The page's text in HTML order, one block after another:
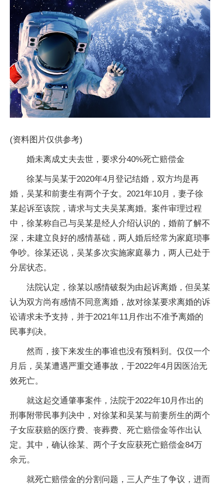
(资料图片仅供参考)
婚未离成丈夫去世，要求分40%死亡赔偿金
徐某与吴某于2020年4月登记结婚，双方均是再
婚，吴某和前妻生有两个子女。2021年10月，妻子徐
某起诉至该院，请求与丈夫吴某离婚。案件审理过程
中，徐某称自己与吴某是经人介绍认识的，婚前了解不
深，未建立良好的感情基础，两人婚后经常为家庭琐事
争吵。徐某还说，吴某多次实施家庭暴力，两人已处于
分居状态。
法院认定，徐某以感情破裂为由起诉离婚，但吴某
认为双方尚有感情不同意离婚，故对徐某要求离婚的诉
讼请求未予支持，并于2021年11月作出不准予离婚的
民事判决。
然而，接下来发生的事谁也没有预料到。仅仅一个
月后，吴某遭遇严重交通事故，于2022年4月因医治无
效死亡。
就这起交通肇事案件，法院于2022年10月作出的
刑事附带民事判决中，对徐某和吴某与前妻所生的两个
子女应获赔的医疗费、丧葬费、死亡赔偿金等作出认
定。其中，确认徐某、两个子女应获死亡赔偿金84万
余元。
就死亡赔偿金的分割问题，三人产生了争议，进而